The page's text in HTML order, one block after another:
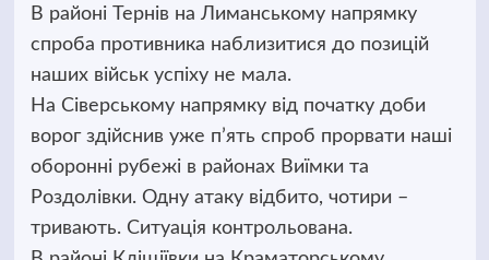
В районі Тернів на Лиманському напрямку
спроба противника наблизитися до позицій
наших військ успіху не мала.
На Сіверському напрямку від початку доби
ворог здійснив уже п’ять спроб прорвати наші
оборонні рубежі в районах Виїмки та
Роздолівки. Одну атаку відбито, чотири –
тривають. Ситуація контрольована.